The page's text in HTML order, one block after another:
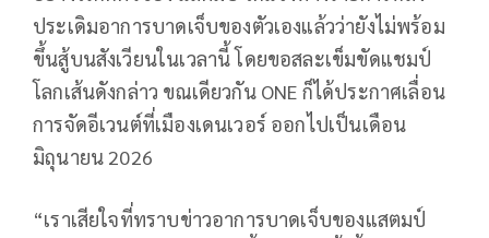
ประเดิมอาการบาดเจ็บของตัวเองแล้วว่ายังไม่พร้อม
ขึ้นสู้บนสังเวียนในเวลานี้ โดยขอสละเข็มขัดแชมป์
โลกเส้นดังกล่าว ขณเดียวกัน ONE ก็ได้ประกาศเลื่อน
การจัดอีเวนต์ที่เมืองเดนเวอร์ ออกไปเป็นเดือน
มิถุนายน 2026
“เราเสียใจที่ทราบข่าวอาการบาดเจ็บของแสตมป์